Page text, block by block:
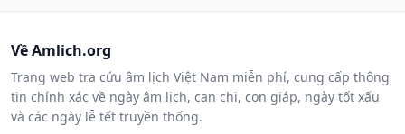
Về Amlich.org
Trang web tra cứu âm lịch Việt Nam miễn phí, cung cấp thông
tin chính xác về ngày âm lịch, can chi, con giáp, ngày tốt xấu
và các ngày lễ tết truyền thống.